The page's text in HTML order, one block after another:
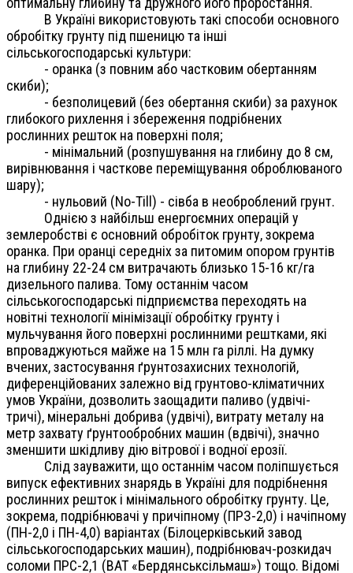
В Україні використовують такі способи основного
обробітку грунту під пшеницю та інші
сільськогосподарські культури:
- оранка (з повним або частковим обертанням
скиби);
- безполицевий (без обертання скиби) за рахунок
глибокого рихлення і збереження подрібнених
рослинних решток на поверхні поля;
- мінімальний (розпушування на глибину до 8 см,
вирівнювання і часткове переміщування оброблюваного
шару);
- нульовий (Nо-Till) - сівба в необроблений грунт.
Однією з найбільш енергоємних операцій у
землеробстві є основний обробіток грунту, зокрема
оранка. При оранці середніх за питомим опором грунтів
на глибину 22-24 см витрачають близько 15-16 кг/га
дизельного палива. Тому останнім часом
сільськогосподарські підприємства переходять на
новітні технології мінімізації обробітку грунту і
мульчування його поверхні рослинними рештками, які
впроваджуються майже на 15 млн га ріллі. На думку
вчених, застосування ґрунтозахисних технологій,
диференційованих залежно від грунтово-кліматичних
умов України, дозволить заощадити паливо (удвічі-
тричі), мінеральні добрива (удвічі), витрату металу на
метр захвату ґрунтообробних машин (вдвічі), значно
зменшити шкідливу дію вітрової і водної ерозії.
Слід зауважити, що останнім часом поліпшується
випуск ефективних знарядь в Україні для подрібнення
рослинних решток і мінімального обробітку грунту. Це,
зокрема, подрібнювачі у причіпному (ПРЗ-2,0) і начіпному
(ПН-2,0 і ПН-4,0) варіантах (Білоцерківський завод
сільськогосподарських машин), подрібнювач-розкидач
соломи ПРС-2,1 (ВАТ «Бердянськсільмаш») тощо. Відомі